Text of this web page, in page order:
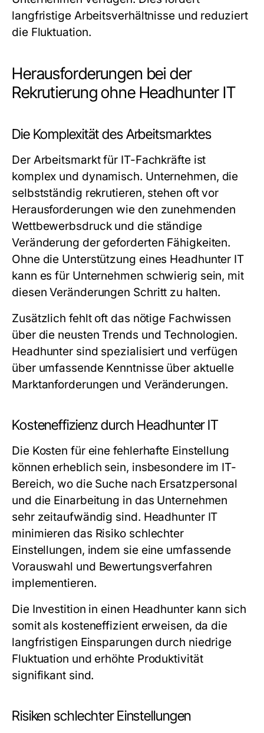
langfristige Arbeitsverhältnisse und reduziert
die Fluktuation.
Herausforderungen bei der
Rekrutierung ohne Headhunter IT
Die Komplexität des Arbeitsmarktes
Der Arbeitsmarkt für IT-Fachkräfte ist
komplex und dynamisch. Unternehmen, die
selbstständig rekrutieren, stehen oft vor
Herausforderungen wie den zunehmenden
Wettbewerbsdruck und die ständige
Veränderung der geforderten Fähigkeiten.
Ohne die Unterstützung eines Headhunter IT
kann es für Unternehmen schwierig sein, mit
diesen Veränderungen Schritt zu halten.
Zusätzlich fehlt oft das nötige Fachwissen
über die neusten Trends und Technologien.
Headhunter sind spezialisiert und verfügen
über umfassende Kenntnisse über aktuelle
Marktanforderungen und Veränderungen.
Kosteneffizienz durch Headhunter IT
Die Kosten für eine fehlerhafte Einstellung
können erheblich sein, insbesondere im IT-
Bereich, wo die Suche nach Ersatzpersonal
und die Einarbeitung in das Unternehmen
sehr zeitaufwändig sind. Headhunter IT
minimieren das Risiko schlechter
Einstellungen, indem sie eine umfassende
Vorauswahl und Bewertungsverfahren
implementieren.
Die Investition in einen Headhunter kann sich
somit als kosteneffizient erweisen, da die
langfristigen Einsparungen durch niedrige
Fluktuation und erhöhte Produktivität
signifikant sind.
Risiken schlechter Einstellungen